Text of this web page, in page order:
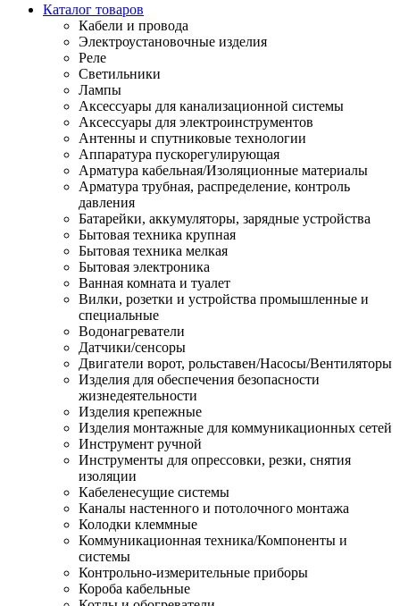
Каталог товаров
Кабели и провода
Электроустановочные изделия
Реле
Светильники
Лампы
Аксессуары для канализационной системы
Аксессуары для электроинструментов
Антенны и спутниковые технологии
Аппаратура пускорегулирующая
Арматура кабельная/Изоляционные материалы
Арматура трубная, распределение, контроль
давления
Батарейки, аккумуляторы, зарядные устройства
Бытовая техника крупная
Бытовая техника мелкая
Бытовая электроника
Ванная комната и туалет
Вилки, розетки и устройства промышленные и
специальные
Водонагреватели
Датчики/сенсоры
Двигатели ворот, рольставен/Насосы/Вентиляторы
Изделия для обеспечения безопасности
жизнедеятельности
Изделия крепежные
Изделия монтажные для коммуникационных сетей
Инструмент ручной
Инструменты для опрессовки, резки, снятия
изоляции
Кабеленесущие системы
Каналы настенного и потолочного монтажа
Колодки клеммные
Коммуникационная техника/Компоненты и
системы
Контрольно-измерительные приборы
Короба кабельные